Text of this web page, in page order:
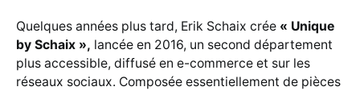
Quelques années plus tard, Erik Schaix crée « Unique
by Schaix », lancée en 2016, un second département
plus accessible, diffusé en e-commerce et sur les
réseaux sociaux. Composée essentiellement de pièces